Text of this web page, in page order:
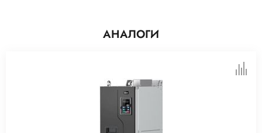
АНАЛОГИ